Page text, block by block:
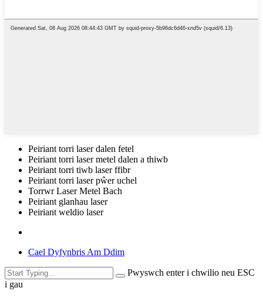
Peiriant torri laser dalen fetel
Peiriant torri laser metel dalen a thiwb
Peiriant torri tiwb laser ffibr
Peiriant torri laser pŵer uchel
Torrwr Laser Metel Bach
Peiriant glanhau laser
Peiriant weldio laser
Cael Dyfynbris Am Ddim
Pwyswch enter i chwilio neu ESC
i gau